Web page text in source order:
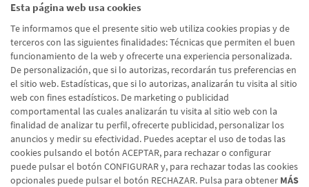
Esta página web usa cookies
Te informamos que el presente sitio web utiliza cookies propias y de
terceros con las siguientes finalidades: Técnicas que permiten el buen
funcionamiento de la web y ofrecerte una experiencia personalizada.
De personalización, que si lo autorizas, recordarán tus preferencias en
el sitio web. Estadísticas, que si lo autorizas, analizarán tu visita al sitio
web con fines estadísticos. De marketing o publicidad
comportamental las cuales analizarán tu visita al sitio web con la
finalidad de analizar tu perfil, ofrecerte publicidad, personalizar los
anuncios y medir su efectividad. Puedes aceptar el uso de todas las
cookies pulsando el botón ACEPTAR, para rechazar o configurar
puede pulsar el botón CONFIGURAR y, para rechazar todas las cookies
opcionales puede pulsar el botón RECHAZAR. Pulsa para obtener MÁS
Etiquetas
Actualidad(514)
Internacional(490)
Empresa(138)
Recomendaciones
Internacional - Cloned(8)
Actualidad - Cloned (8)